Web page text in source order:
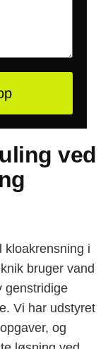
ved
kloakrensning i
bruger vand
genstridige
Vi har udstyret
og